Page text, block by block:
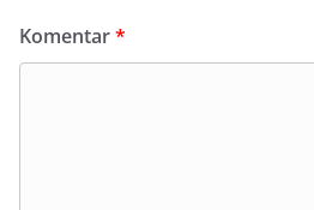
Komentar*